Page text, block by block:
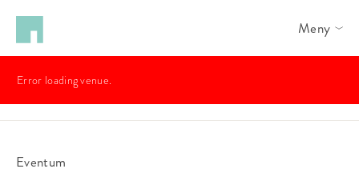
Meny
Error loading venue.
Eventum